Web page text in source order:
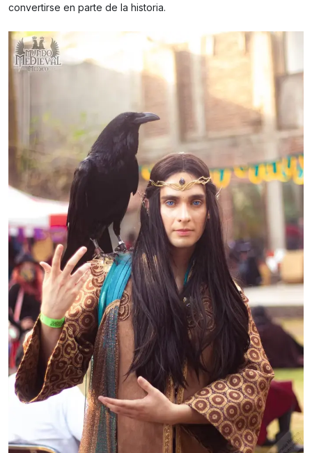
convertirse en parte de la historia.